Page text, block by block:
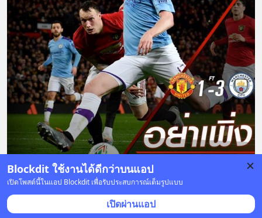
Blockdit ใช้งานได้ดีกว่าบนแอป
เปิดโพสต์นี้ในแอป Blockdit เพื่อรับประสบการณ์เต็มรูปแบบ
เปิดผ่านแอป
1 บันทึก 33 3